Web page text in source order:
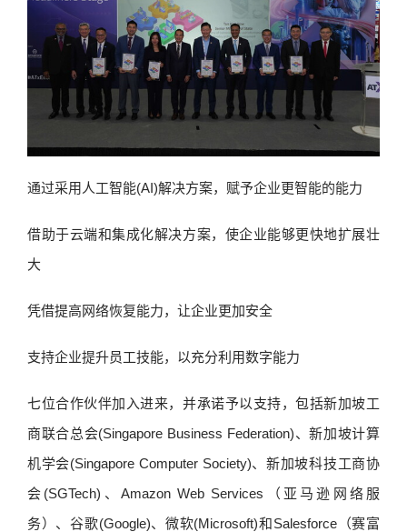
通过采用人工智能(AI)解决方案，赋予企业更智能的能力
借助于云端和集成化解决方案，使企业能够更快地扩展壮
大
凭借提高网络恢复能力，让企业更加安全
支持企业提升员工技能，以充分利用数字能力
七位合作伙伴加入进来，并承诺予以支持，包括新加坡工
商联合总会(Singapore Business Federation)、新加坡计算
机学会(Singapore Computer Society)、新加坡科技工商协
会(SGTech)、Amazon Web Services（亚马逊网络服
务）、谷歌(Google)、微软(Microsoft)和Salesforce（赛富